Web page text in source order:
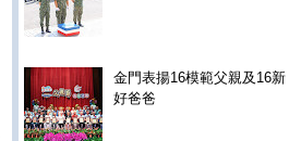
金門表揚16模範父親及16新
好爸爸